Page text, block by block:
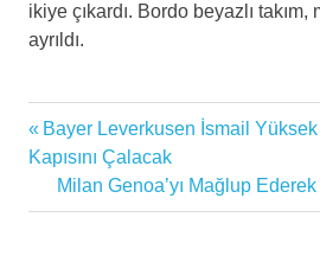
ikiye çıkardı. Bordo beyazlı
ayrıldı.
Futbol
futbol
haberleri
futbolcu
Yazı
gezinmesi
Previous
Post:
Bayer Leverkusen İsmail
Kapısını Çalacak
Next
Post:
Milan Genoa’yı Mağlup